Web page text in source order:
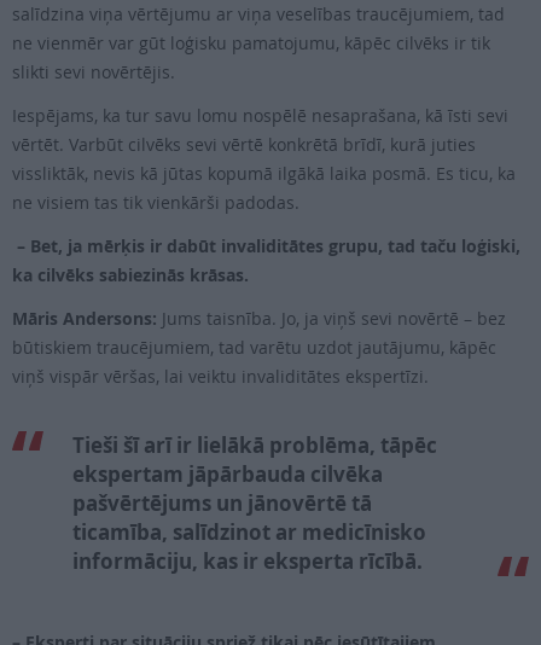
salīdzina viņa vērtējumu ar viņa veselības traucējumiem, tad
ne vienmēr var gūt loģisku pamatojumu, kāpēc cilvēks ir tik
slikti sevi novērtējis.
Iespējams, ka tur savu lomu nospēlē nesaprašana, kā īsti sevi
vērtēt. Varbūt cilvēks sevi vērtē konkrētā brīdī, kurā juties
vissliktāk, nevis kā jūtas kopumā ilgākā laika posmā. Es ticu, ka
ne visiem tas tik vienkārši padodas.
– Bet, ja mērķis ir dabūt invaliditātes grupu, tad taču loģiski,
ka cilvēks sabiezinās krāsas.
Māris Andersons: Jums taisnība. Jo, ja viņš sevi novērtē – bez
būtiskiem traucējumiem, tad varētu uzdot jautājumu, kāpēc
viņš vispār vēršas, lai veiktu invaliditātes ekspertīzi.
Tieši šī arī ir lielākā problēma, tāpēc
ekspertam jāpārbauda cilvēka
pašvērtējums un jānovērtē tā
ticamība, salīdzinot ar medicīnisko
informāciju, kas ir eksperta rīcībā.